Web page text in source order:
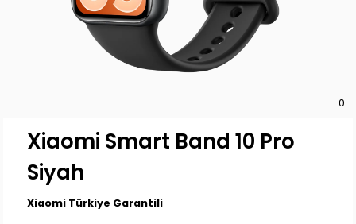
0
Xiaomi Smart Band 10 Pro
Siyah
Xiaomi Türkiye Garantili